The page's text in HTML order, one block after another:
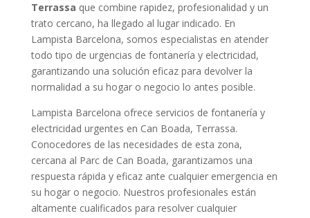
Terrassa que combine rapidez, profesionalidad y un
trato cercano, ha llegado al lugar indicado. En
Lampista Barcelona, somos especialistas en atender
todo tipo de urgencias de fontanería y electricidad,
garantizando una solución eficaz para devolver la
normalidad a su hogar o negocio lo antes posible.
Lampista Barcelona ofrece servicios de fontanería y
electricidad urgentes en Can Boada, Terrassa.
Conocedores de las necesidades de esta zona,
cercana al Parc de Can Boada, garantizamos una
respuesta rápida y eficaz ante cualquier emergencia en
su hogar o negocio. Nuestros profesionales están
altamente cualificados para resolver cualquier